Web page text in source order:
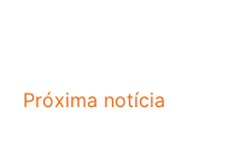
Próxima notícia